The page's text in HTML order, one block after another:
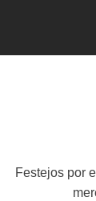
Festejos por